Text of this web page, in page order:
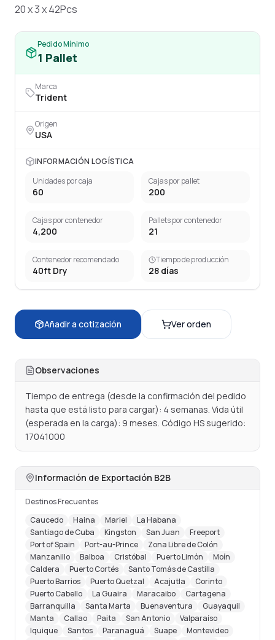
20 x 3 x 42Pcs
Pedido Mínimo
1 Pallet
Marca
Trident
Origen
USA
INFORMACIÓN LOGÍSTICA
Unidades por caja
60
Cajas por pallet
200
Cajas por contenedor
4,200
Pallets por contenedor
21
Contenedor recomendado
40ft Dry
Tiempo de producción
28 días
Añadir a cotización Ver orden
Observaciones
Tiempo de entrega (desde la confirmación del pedido
hasta que está listo para cargar): 4 semanas. Vida útil
(esperada en la carga): 9 meses. Código HS sugerido:
17041000
Información de Exportación B2B
Destinos Frecuentes
Caucedo
Haina Mariel
La Habana
Santiago de Cuba
Kingston San Juan
Freeport
Port of Spain
Port-au-Prince
Zona Libre de Colón
Manzanillo
Balboa Cristóbal Puerto Limón
Moín
Caldera
Puerto Cortés
Santo Tomás de Castilla
Puerto Barrios
Puerto Quetzal Acajutla
Corinto
Puerto Cabello
La Guaira Maracaibo
Cartagena
Barranquilla
Santa Marta Buenaventura
Guayaquil
Manta
Callao Paita San Antonio
Valparaíso
Iquique
Santos Paranaguá Suape
Montevideo